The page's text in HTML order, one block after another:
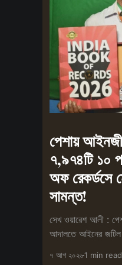
পেশায়
৭,৯৭৪টি ১০
অফ রেকর্ডসে
সামন্ত!
সেখ ওয়ারেশ আলী :
আদালতে আইনের জটিল
৭ আগ ২০২৬1 min read